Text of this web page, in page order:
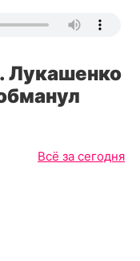
Лукашенко
Всё за сегодня